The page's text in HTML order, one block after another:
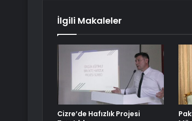
İlgili Makaleler
Cizre’de Hafızlık Projesi